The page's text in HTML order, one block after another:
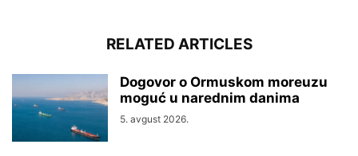
RELATED ARTICLES
Dogovor o Ormuskom moreuzu
moguć u narednim danima
5. avgust 2026.